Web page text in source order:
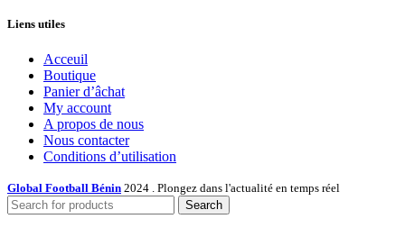
Liens utiles
Acceuil
Boutique
Panier d’âchat
My account
A propos de nous
Nous contacter
Conditions d’utilisation
Global Football Bénin 2024 . Plongez dans l'actualité en temps réel
Search